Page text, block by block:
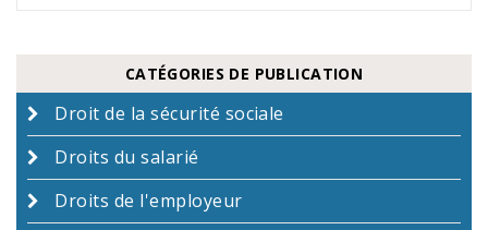
CATÉGORIES DE PUBLICATION
Droit de la sécurité sociale
Droits du salarié
Droits de l'employeur